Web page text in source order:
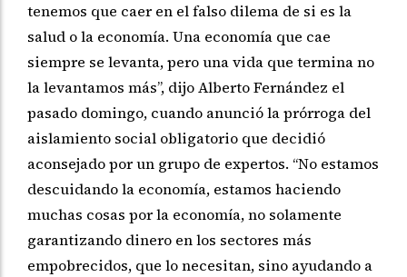
tenemos que caer en el falso dilema de si es la
salud o la economía. Una economía que cae
siempre se levanta, pero una vida que termina no
la levantamos más”, dijo Alberto Fernández el
pasado domingo, cuando anunció la prórroga del
aislamiento social obligatorio que decidió
aconsejado por un grupo de expertos. “No estamos
descuidando la economía, estamos haciendo
muchas cosas por la economía, no solamente
garantizando dinero en los sectores más
empobrecidos, que lo necesitan, sino ayudando a